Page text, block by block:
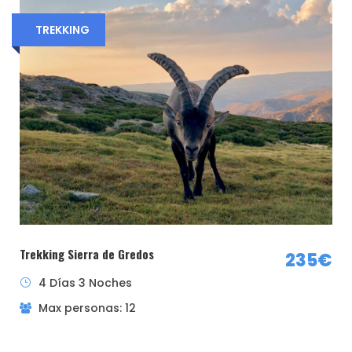
¿Quieres saber más sobre el sistema MIDE?
Pincha aqui
TREKKING
Trekking Sierra de Gredos 235€
4 Días 3 Noches
Max personas: 12